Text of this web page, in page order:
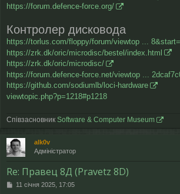
https://forum.defence-force.org/
Контролер дисковода
https://torlus.com/floppy/forum/viewtop ...
https://zrk.dk/oric/microdisc/bestel/index.html
https://zrk.dk/oric/microdisc/
https://forum.defence-force.net/viewtop ...
https://github.com/sodiumlb/loci-hardware
viewtopic.php?p=1218#p1218
Співзасновник Software & Computer Museum
alk0v
Адміністратор
Re: Правец 8Д (Pravetz 8D)
П11 січня 2025, 17:05